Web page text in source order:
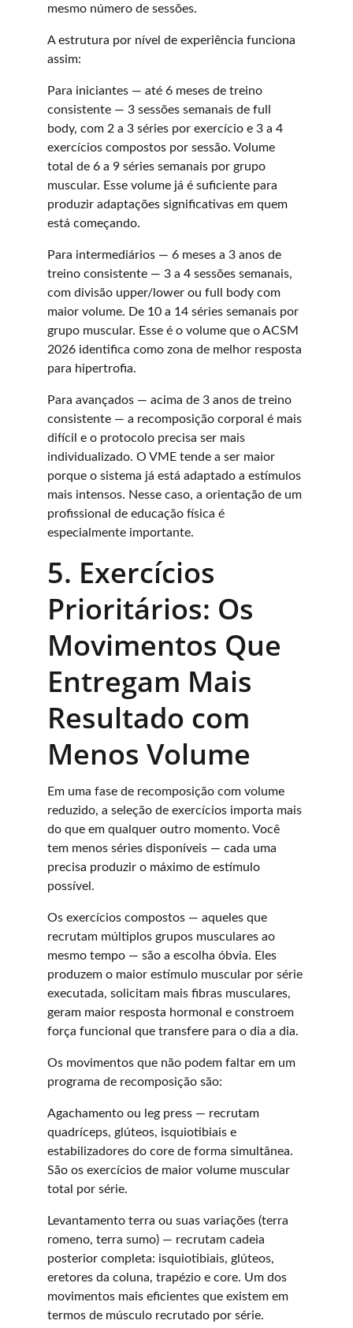
mesmo número de sessões.
A estrutura por nível de experiência funciona
assim:
Para iniciantes — até 6 meses de treino
consistente — 3 sessões semanais de full
body, com 2 a 3 séries por exercício e 3 a 4
exercícios compostos por sessão. Volume
total de 6 a 9 séries semanais por grupo
muscular. Esse volume já é suficiente para
produzir adaptações significativas em quem
está começando.
Para intermediários — 6 meses a 3 anos de
treino consistente — 3 a 4 sessões semanais,
com divisão upper/lower ou full body com
maior volume. De 10 a 14 séries semanais por
grupo muscular. Esse é o volume que o ACSM
2026 identifica como zona de melhor resposta
para hipertrofia.
Para avançados — acima de 3 anos de treino
consistente — a recomposição corporal é mais
difícil e o protocolo precisa ser mais
individualizado. O VME tende a ser maior
porque o sistema já está adaptado a estímulos
mais intensos. Nesse caso, a orientação de um
profissional de educação física é
especialmente importante.
5. Exercícios
Prioritários: Os
Movimentos Que
Entregam Mais
Resultado com
Menos Volume
Em uma fase de recomposição com volume
reduzido, a seleção de exercícios importa mais
do que em qualquer outro momento. Você
tem menos séries disponíveis — cada uma
precisa produzir o máximo de estímulo
possível.
Os exercícios compostos — aqueles que
recrutam múltiplos grupos musculares ao
mesmo tempo — são a escolha óbvia. Eles
produzem o maior estímulo muscular por série
executada, solicitam mais fibras musculares,
geram maior resposta hormonal e constroem
força funcional que transfere para o dia a dia.
Os movimentos que não podem faltar em um
programa de recomposição são:
Agachamento ou leg press — recrutam
quadríceps, glúteos, isquiotibiais e
estabilizadores do core de forma simultânea.
São os exercícios de maior volume muscular
total por série.
Levantamento terra ou suas variações (terra
romeno, terra sumo) — recrutam cadeia
posterior completa: isquiotibiais, glúteos,
eretores da coluna, trapézio e core. Um dos
movimentos mais eficientes que existem em
termos de músculo recrutado por série.